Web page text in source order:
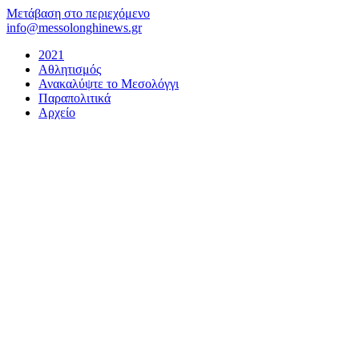
Μετάβαση στο περιεχόμενο
info@messolonghinews.gr
2021
Αθλητισμός
Ανακαλύψτε το Μεσολόγγι
Παραπολιτικά
Αρχείο